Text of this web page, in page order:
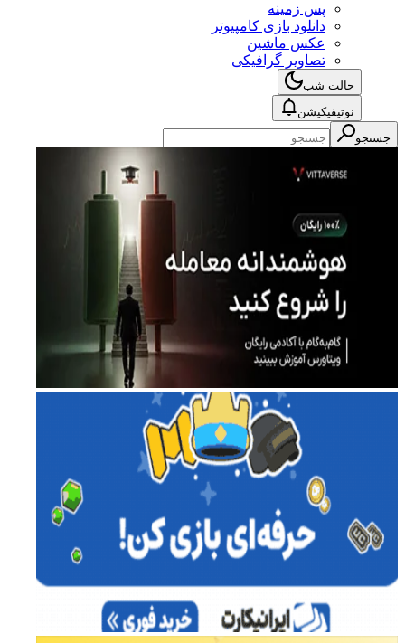
پس زمینه
دانلود بازی کامپیوتر
عکس ماشین
تصاویر گرافیکی
حالت شب
نوتیفیکیشن
جستجو